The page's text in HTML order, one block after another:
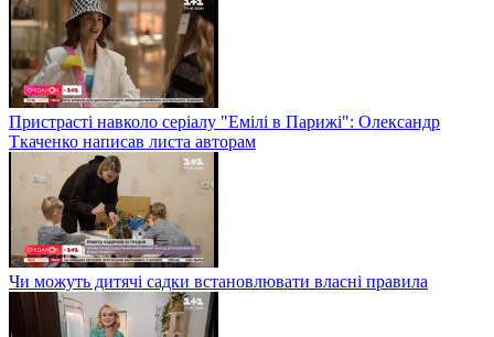
Пристрасті навколо серіалу "Емілі в Парижі": Олександр
Ткаченко написав листа авторам
Чи можуть дитячі садки встановлювати власні правила